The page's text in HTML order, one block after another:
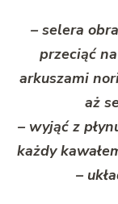
– selera
przeciąć
arkuszami
aż
– wyjąć z
każdy
–